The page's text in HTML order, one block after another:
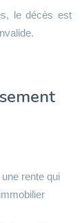
le décès est
rente qui